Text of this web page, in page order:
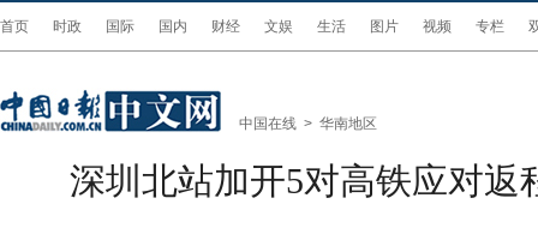
首页 时政 国际 国内 财经 文娱 生活 图片 视频 专栏
中国在线 > 华南地区
深圳北站加开5对高铁应对返